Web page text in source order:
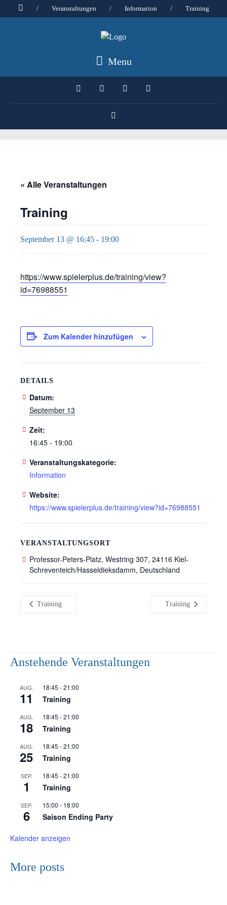
/ Veranstaltungen / Information / Training
Menu
« Alle Veranstaltungen
Training
September 13 @ 16:45 - 19:00
https://www.spielerplus.de/training/view?
id=76988551
Zum Kalender hinzufügen
DETAILS
Datum:
September 13
Zeit:
16:45 - 19:00
Veranstaltungskategorie:
Information
Website:
https://www.spielerplus.de/training/view?id=76988551
VERANSTALTUNGSORT
Professor-Peters-Platz, Westring 307, 24116 Kiel-
Schreventeich/Hasseldieksdamm, Deutschland
Training Training
Anstehende Veranstaltungen
AUG.
11
18:45 -21:00
Training
AUG.
18
18:45 -21:00
Training
AUG.
25
18:45 -21:00
Training
SEP.
1
18:45 -21:00
Training
SEP.
6
15:00 - 18:00
Saison Ending Party
Kalender anzeigen
More posts